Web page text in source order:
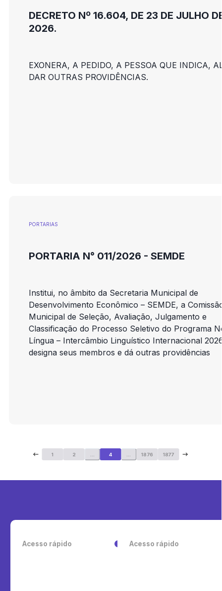
DECRETO Nº 16.604, DE 23 DE JULHO
2026.
EXONERA, A PEDIDO, A PESSOA QUE INDICA,
DAR OUTRAS PROVIDÊNCIAS.
PORTARIAS
PORTARIA N° 011/2026 - SEMDE
Institui, no âmbito da Secretaria Municipal de
Desenvolvimento Econômico – SEMDE, a
Municipal de Seleção, Avaliação, Julgamento e
Classificação do Processo Seletivo do Programa
Língua – Intercâmbio Linguístico Internacional
designa seus membros e dá outras providências
1 2 4 1876 1877
Acesso rápido Acesso rápido